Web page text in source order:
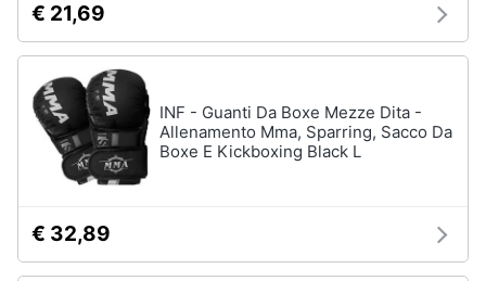
€ 21,69
INF - Guanti Da Boxe Mezze Dita -
Allenamento Mma, Sparring, Sacco Da
Boxe E Kickboxing Black L
€ 32,89